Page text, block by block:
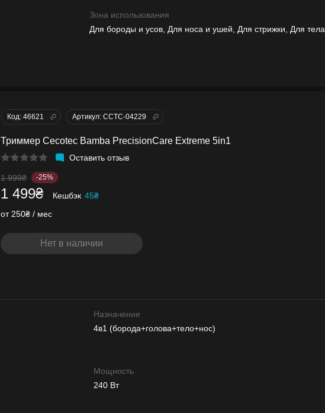
Зона использования
Для бороды и усов, Для носа и ушей, Для стрижки, Для тела
Код: 46621 Артикул: CCTC-04229
Триммер Cecotec Bamba PrecisionCare Extreme 5in1
Оставить отзыв
1 999₴ -25%
1 499₴ Кешбэк 45₴
от 250₴ / мес
Нет в наличии
Назначение
4в1 (борода+голова+тело+нос)
Мощность
240 Вт